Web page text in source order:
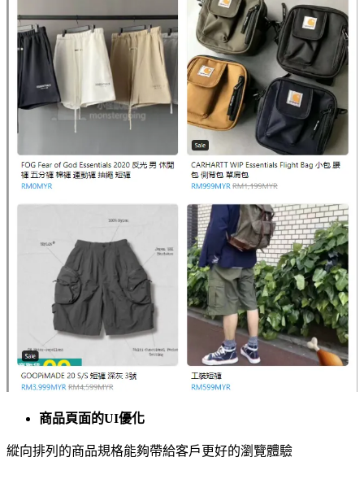
商品頁面的UI優化
縱向排列的商品規格能夠帶給客戶更好的瀏覽體驗